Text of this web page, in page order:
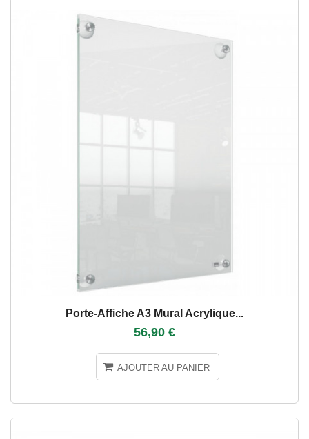
Porte-Affiche A3 Mural Acrylique...
56,90 €
AJOUTER AU PANIER